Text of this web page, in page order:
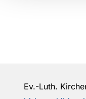
Ev.-Luth.